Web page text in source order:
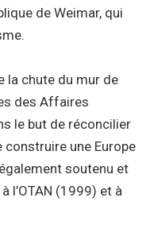
de Weimar, qui
la chute du mur de
des Affaires
le but de réconcilier
une Europe
soutenu et
l’OTAN (1999) et à